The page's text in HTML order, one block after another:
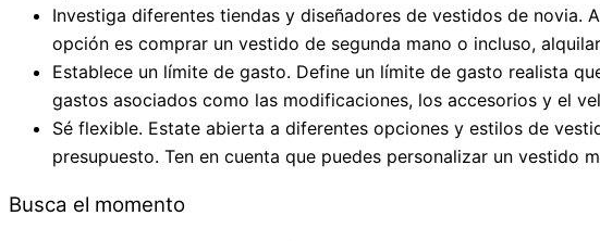
Investiga diferentes tiendas y diseñadores de vestidos de novia.
opción es comprar un vestido de segunda mano o incluso,
Establece un límite de gasto. Define un límite de gasto realista
gastos asociados como las modificaciones, los accesorios y el
Sé flexible. Estate abierta a diferentes opciones y estilos de
presupuesto. Ten en cuenta que puedes personalizar un vestido
Busca el momento